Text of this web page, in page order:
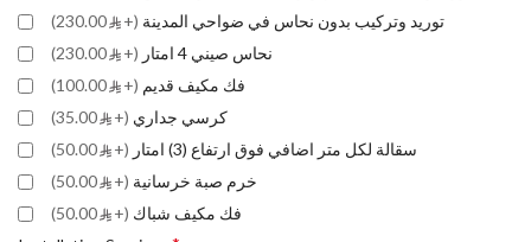
توريد وتركيب بدون نحاس في ضواحي المدينة (+
230.00)
نحاس صيني 4 امتار
(+
230.00)
فك مكيف قديم (+
100.00)
كرسي جداري (+
35.00)
سقالة لكل متر اضافي فوق ارتفاع (3) امتار
(+
50.00)
خرم صبة خرسانية (+
50.00)
فك مكيف شباك (+
50.00)